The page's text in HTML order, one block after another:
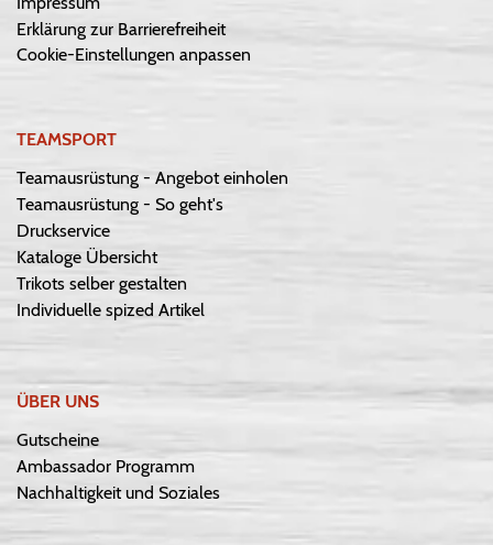
Erklärung zur Barrierefreiheit
Cookie-Einstellungen anpassen
TEAMSPORT
Teamausrüstung - Angebot einholen
Teamausrüstung - So geht's
Druckservice
Kataloge Übersicht
Trikots selber gestalten
Individuelle spized Artikel
ÜBER UNS
Gutscheine
Ambassador Programm
Nachhaltigkeit und Soziales